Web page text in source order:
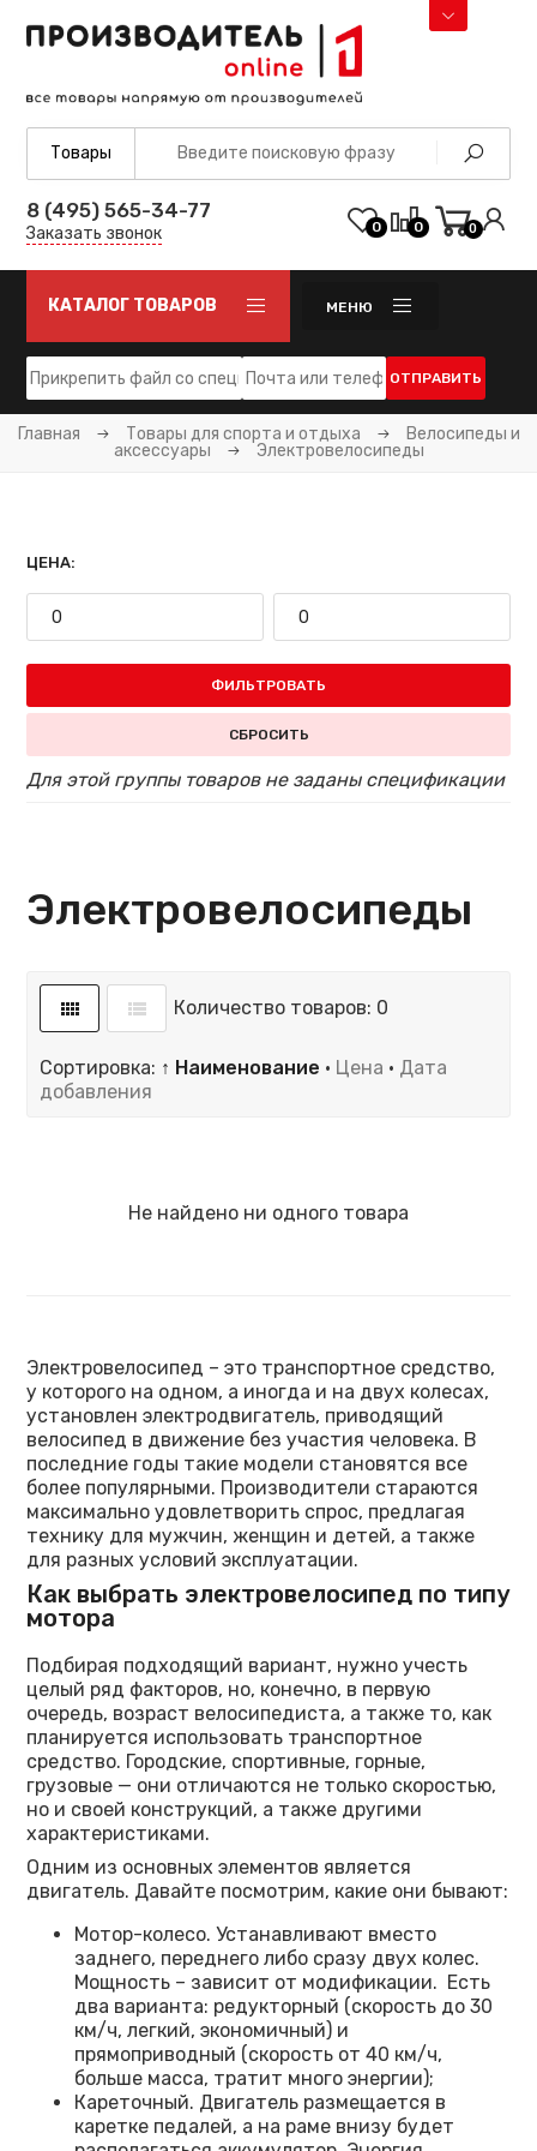
8 (495) 565-34-77
Заказать звонок 0 0 0
КАТАЛОГ ТОВАРОВ МЕНЮ
ОТПРАВИТЬ
Главная Товары для спорта и отдыха
Велосипеды и
аксессуары
Электровелосипеды
ЦЕНА:
ФИЛЬТРОВАТЬ
СБРОСИТЬ
Для этой группы товаров не заданы спецификации
Электровелосипеды
Количество товаров: 0
Сортировка: ↑ Наименование · Цена · Дата
добавления
Не найдено ни одного товара
Электровелосипед – это транспортное средство,
у которого на одном, а иногда и на двух колесах,
установлен электродвигатель, приводящий
велосипед в движение без участия человека. В
последние годы такие модели становятся все
более популярными. Производители стараются
максимально удовлетворить спрос, предлагая
технику для мужчин, женщин и детей, а также
для разных условий эксплуатации.
Как выбрать электровелосипед по типу
мотора
Подбирая подходящий вариант, нужно учесть
целый ряд факторов, но, конечно, в первую
очередь, возраст велосипедиста, а также то, как
планируется использовать транспортное
средство. Городские, спортивные, горные,
грузовые — они отличаются не только скоростью,
но и своей конструкций, а также другими
характеристиками.
Одним из основных элементов является
двигатель. Давайте посмотрим, какие они бывают:
Мотор-колесо. Устанавливают вместо
заднего, переднего либо сразу двух колес.
Мощность – зависит от модификации. Есть
два варианта: редукторный (скорость до 30
км/ч, легкий, экономичный) и
прямоприводный (скорость от 40 км/ч,
больше масса, тратит много энергии);
Кареточный. Двигатель размещается в
каретке педалей, а на раме внизу будет